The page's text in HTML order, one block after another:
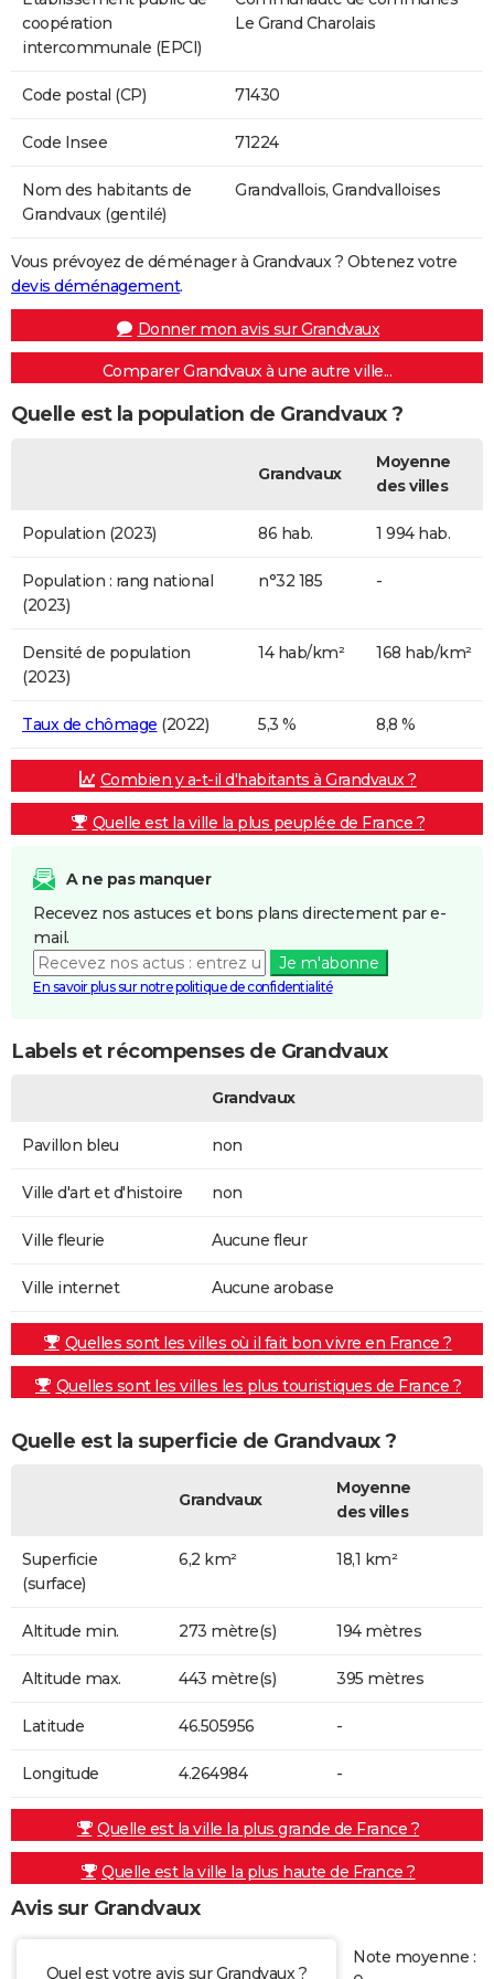
coopération
intercommunale (EPCI)
Le Grand Charolais
Code postal (CP) 71430
Code Insee 71224
Nom des habitants de
Grandvaux (gentilé)
Grandvallois, Grandvalloises
Vous prévoyez de déménager à Grandvaux ? Obtenez votre
devis déménagement.
Donner mon avis sur Grandvaux
Comparer Grandvaux à une autre ville...
Quelle est la population de Grandvaux ?
Grandvaux
Moyenne
des villes
Population (2023) 86 hab. 1 994 hab.
Population : rang national
(2023)
n°32 185 -
Densité de population
(2023)
14 hab/km² 168 hab/km²
Taux de chômage (2022) 5,3 % 8,8 %
Combien y a-t-il d'habitants à Grandvaux ?
Quelle est la ville la plus peuplée de France ?
A ne pas manquer
Recevez nos astuces et bons plans directement par e-
mail.
Je m'abonne
En savoir plus sur notre politique de confidentialité
Labels et récompenses de Grandvaux
Grandvaux
Pavillon bleu non
Ville d'art et d'histoire non
Ville fleurie Aucune fleur
Ville internet Aucune arobase
Quelles sont les villes où il fait bon vivre en France ?
Quelles sont les villes les plus touristiques de France ?
Quelle est la superficie de Grandvaux ?
Grandvaux
Moyenne
des villes
Superficie
(surface)
6,2 km² 18,1 km²
Altitude min. 273 mètre(s) 194 mètres
Altitude max. 443 mètre(s) 395 mètres
Latitude 46.505956 -
Longitude 4.264984 -
Quelle est la ville la plus grande de France ?
Quelle est la ville la plus haute de France ?
Avis sur Grandvaux
Quel est votre avis sur Grandvaux ?
Note moyenne :